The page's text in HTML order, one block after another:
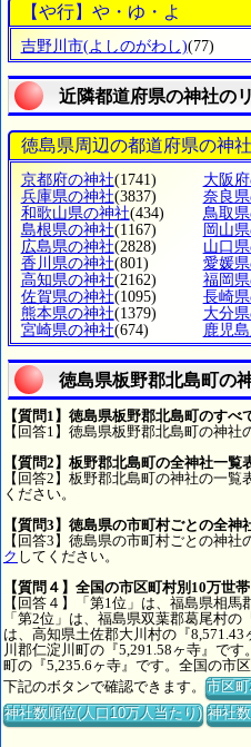
【や行】や・ゆ・よ
吉野川市(よしのがわし)(77)
近隣都道府県の神社の
徳島県周辺の都道府県の神
京都府の神社(1741) 大阪
兵庫県の神社(3837) 奈良
和歌山県の神社(434) 鳥取
島根県の神社(1167) 岡山
広島県の神社(2828) 山口
香川県の神社(801) 愛媛
高知県の神社(2162) 福岡
佐賀県の神社(1095) 長崎
熊本県の神社(1379) 大分
宮崎県の神社(674) 鹿児
徳島県板野郡北島町の
【質問1】徳島県板野郡北島町のすべ
【回答1】徳島県板野郡北島町の神社
【質問2】板野郡北島町の全神社一覧
【回答2】板野郡北島町の神社の一覧
ください。
【質問3】徳島県の市町村ごとの全
【回答3】徳島県の市町村ごとの神社
ク してください。
【質問４】全国の市区町村別10万世
【回答４】「第1位」は、福島県相馬
「第2位」は、福島県双葉郡葛尾村の
は、高知県土佐郡大川村の『
川郡仁淀川町の『5,291.58ヶ寺』で
町の『5,235.6ヶ寺』です。全国の市
下記のボタンで確認できます。市区
神社数順位(人口10万人当たり) 神社